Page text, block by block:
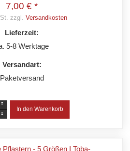
7,00 € *
zzgl. Versandkosten
Lieferzeit:
5-8 Werktage
Versandart:
Paketversand